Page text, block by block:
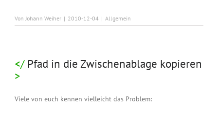
VonJohann Weiher | 2010-12-04 | Allgemein
Pfad in die Zwischenablage kopieren
Viele von euch kennen vielleicht das Problem: